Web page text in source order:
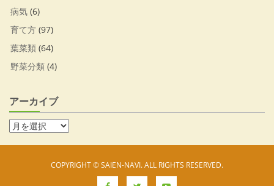
病気 (6)
育て方 (97)
葉菜類 (64)
野菜分類 (4)
アーカイブ
COPYRIGHT © SAIEN-NAVI. ALL RIGHTS RESERVED.